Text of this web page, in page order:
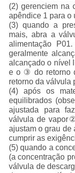
(2) gerenciem na
apêndice 1 para o
(3) quando a
mais, abra a
alimentação
geralmente
alcançado o nível
e o ③ do retorno
retorno da válvula
(4) após os
equilibrados
ajustada para
válvula de
ajustam o grau
cumprir as
(5) quando a
(a concentração
válvula de